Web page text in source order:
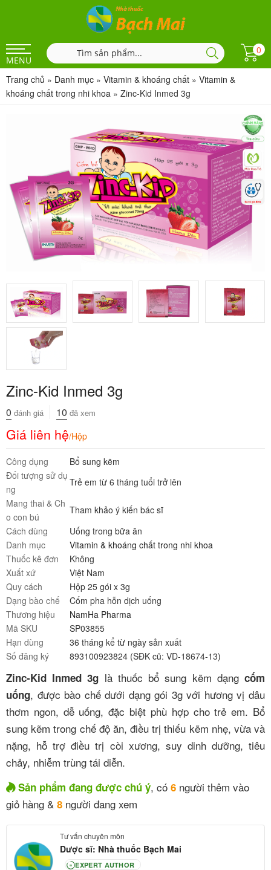
MENU
0
Trang chủ » Danh mục » Vitamin & khoáng chất » Vitamin &
khoáng chất trong nhi khoa » Zinc-Kid Inmed 3g
Zinc-Kid Inmed 3g
0 đánh giá 10 đã xem
Giá liên hệ/Hộp
Công dụng
Bổ sung kẽm
Đối tượng sử dụ
ng
Trẻ em từ 6 tháng tuổi trở lên
Mang thai & Ch
o con bú
Tham khảo ý kiến bác sĩ
Cách dùng
Uống trong bữa ăn
Danh mục
Vitamin & khoáng chất trong nhi khoa
Thuốc kê đơn
Không
Xuất xứ
Việt Nam
Quy cách
Hộp 25 gói x 3g
Dạng bào chế
Cốm pha hỗn dịch uống
Thương hiệu
NamHa Pharma
Mã SKU
SP03855
Hạn dùng
36 tháng kể từ ngày sản xuất
Số đăng ký
893100923824 (SĐK cũ: VD-18674-13)
Zinc-Kid Inmed 3g là thuốc bổ sung kẽm dạngcốm
uống, được bào chế dưới dạng gói 3g với hương vị dâu
thơm ngon, dễ uống, đặc biệt phù hợp cho trẻ em. Bổ
sung kẽm trong chế độ ăn, điều trị thiếu kẽm nhẹ, vừa và
nặng, hỗ trợ điều trị còi xương, suy dinh dưỡng, tiêu
chảy, nhiễm trùng tái diễn.
Sản phẩm đang được chú ý, có 6 người thêm vào
giỏ hàng & 8 người đang xem
Tư vấn chuyên môn
Dược sĩ: Nhà thuốc Bạch Mai
80 EXPERT AUTHOR